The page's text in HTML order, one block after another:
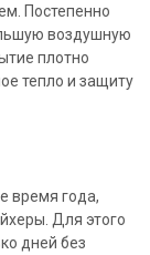
Постепенно
воздушную
плотно
тепло и защиту
время года,
Для этого
дней без